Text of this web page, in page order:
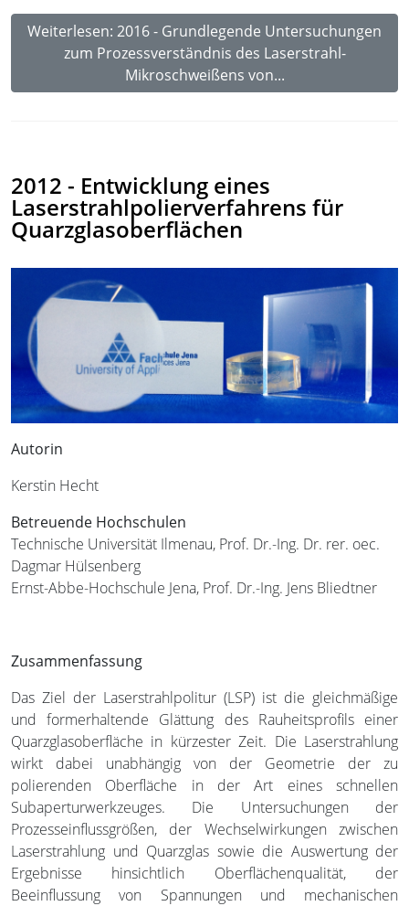
Weiterlesen: 2016 - Grundlegende Untersuchungen
zum Prozessverständnis des Laserstrahl-
Mikroschweißens von...
2012 - Entwicklung eines
Laserstrahlpolierverfahrens für
Quarzglasoberflächen
Autorin
Kerstin Hecht
Betreuende Hochschulen
Technische Universität Ilmenau, Prof. Dr.-Ing. Dr. rer. oec.
Dagmar Hülsenberg
Ernst-Abbe-Hochschule Jena, Prof. Dr.-Ing. Jens Bliedtner
Zusammenfassung
Das Ziel der Laserstrahlpolitur (LSP) ist die gleichmäßige
und formerhaltende Glättung des Rauheitsprofils einer
Quarzglasoberfläche in kürzester Zeit. Die Laserstrahlung
wirkt dabei unabhängig von der Geometrie der zu
polierenden Oberfläche in der Art eines schnellen
Subaperturwerkzeuges. Die Untersuchungen der
Prozesseinflussgrößen, der Wechselwirkungen zwischen
Laserstrahlung und Quarzglas sowie die Auswertung der
Ergebnisse hinsichtlich Oberflächenqualität, der
Beeinflussung von Spannungen und mechanischen